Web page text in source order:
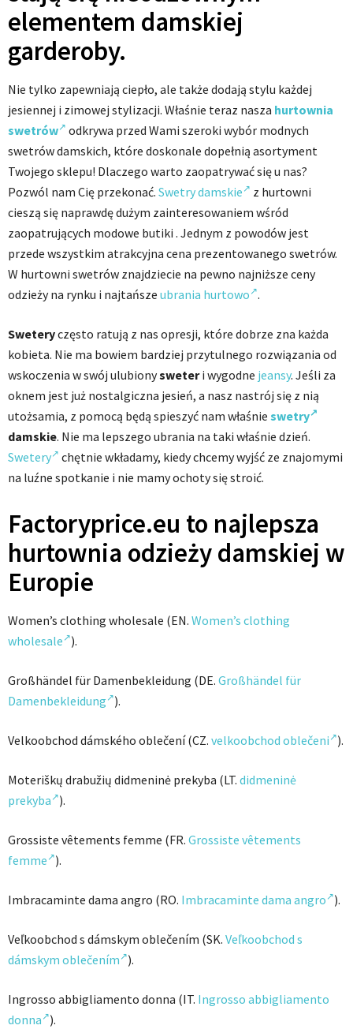
elementem damskiej
garderoby.
Nie tylko zapewniają ciepło, ale także dodają stylu każdej
jesiennej i zimowej stylizacji. Właśnie teraz nasza hurtownia
swetrów
odkrywa przed Wami szeroki wybór modnych
swetrów damskich, które doskonale dopełnią asortyment
Twojego sklepu! Dlaczego warto zaopatrywać się u nas?
Pozwól nam Cię przekonać. Swetry damskie
z hurtowni
cieszą się naprawdę dużym zainteresowaniem wśród
zaopatrujących modowe butiki . Jednym z powodów jest
przede wszystkim atrakcyjna cena prezentowanego swetrów.
W hurtowni swetrów znajdziecie na pewno najniższe ceny
odzieży na rynku i najtańsze ubrania hurtowo .
Sweteryczęsto ratują z nas opresji, które dobrze zna każda
kobieta. Nie ma bowiem bardziej przytulnego rozwiązania od
wskoczenia w swój ulubionysweteri wygodne jeansy. Jeśli za
oknem jest już nostalgiczna jesień, a nasz nastrój się z nią
utożsamia, z pomocą będą spieszyć nam właśnie swetry
damskie. Nie ma lepszego ubrania na taki właśnie dzień.
Swetery
chętnie wkładamy, kiedy chcemy wyjść ze znajomymi
na luźne spotkanie i nie mamy ochoty się stroić.
Factoryprice.eu to najlepsza
hurtownia odzieży damskiej w
Europie
Women’s clothing wholesale (EN. Women’s clothing
wholesale ).
Großhändel für Damenbekleidung (DE. Großhändel für
Damenbekleidung ).
Velkoobchod dámského oblečení (CZ. velkoobchod oblečeni ).
Moteriškų drabužių didmeninė prekyba (LT. didmeninė
prekyba ).
Grossiste vêtements femme (FR. Grossiste vêtements
femme ).
Imbracaminte dama angro (RO. Imbracaminte dama angro ).
Veľkoobchod s dámskym oblečením (SK. Veľkoobchod s
dámskym oblečením ).
Ingrosso abbigliamento donna (IT. Ingrosso abbigliamento
donna ).